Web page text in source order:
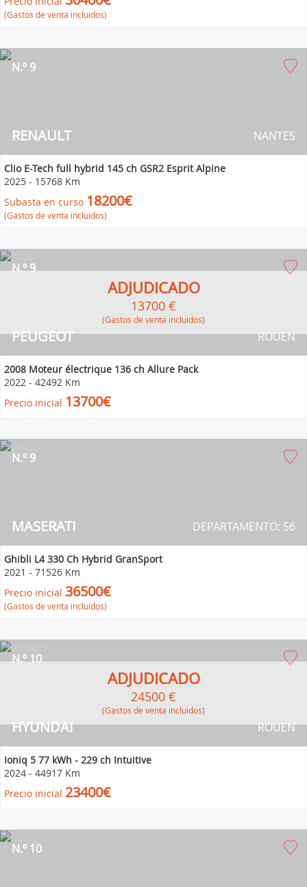
(Gastos de venta incluidos)
RENAULT
N.º 9
NANTES
Clio E-Tech full hybrid 145 ch GSR2 Esprit Alpine
2025 - 15768 Km
Subasta en curso 18200€
(Gastos de venta incluidos)
PEUGEOT
N.º 9
ROUEN
ADJUDICADO
13700 €
(Gastos de venta incluidos)
2008 Moteur électrique 136 ch Allure Pack
2022 - 42492 Km
Precio inicial 13700€
MASERATI
N.º 9
DEPARTAMENTO: 56
Ghibli L4 330 Ch Hybrid GranSport
2021 - 71526 Km
Precio inicial 36500€
(Gastos de venta incluidos)
HYUNDAI
N.º 10
ROUEN
ADJUDICADO
24500 €
(Gastos de venta incluidos)
Ioniq 5 77 kWh - 229 ch Intuitive
2024 - 44917 Km
Precio inicial 23400€
N.º 10